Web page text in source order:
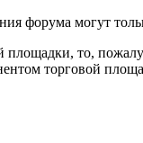
форума могут
площадки, то,
торговой